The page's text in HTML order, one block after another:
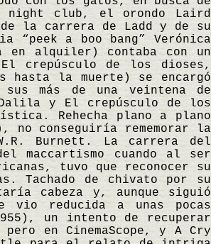
night club, el orondo Laird
la carrera de Ladd y de su
“peek a boo bang” Verónica
en alquiler) contaba con un
crepúsculo de los dioses,
la muerte) se encargó
más de una veintena de
y El crepúsculo de los
Rehecha plano a plano
conseguiría rememorar la
Burnett. La carrera del
maccartismo cuando al ser
tuvo que reconocer su
Tachado de chivato por su
cabeza y, aunque siguió
vio reducida a unas pocas
un intento de recuperar
en CinemaScope, y A Cry